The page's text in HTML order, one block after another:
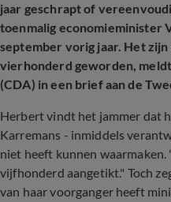
jaar geschrapt of
toenmalig economieminister
september vorig jaar. Het
vierhonderd geworden,
(CDA) in een brief aan de
Herbert vindt het jammer dat
Karremans - inmiddels
niet heeft kunnen
vijfhonderd aangetikt." Toch
van haar voorganger heeft